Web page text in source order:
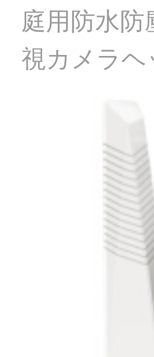
庭用防水
視カメラ